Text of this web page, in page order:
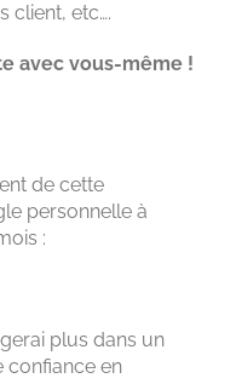
client, etc….
avec vous-même !
de cette
personnelle à
:
plus dans un
confiance en